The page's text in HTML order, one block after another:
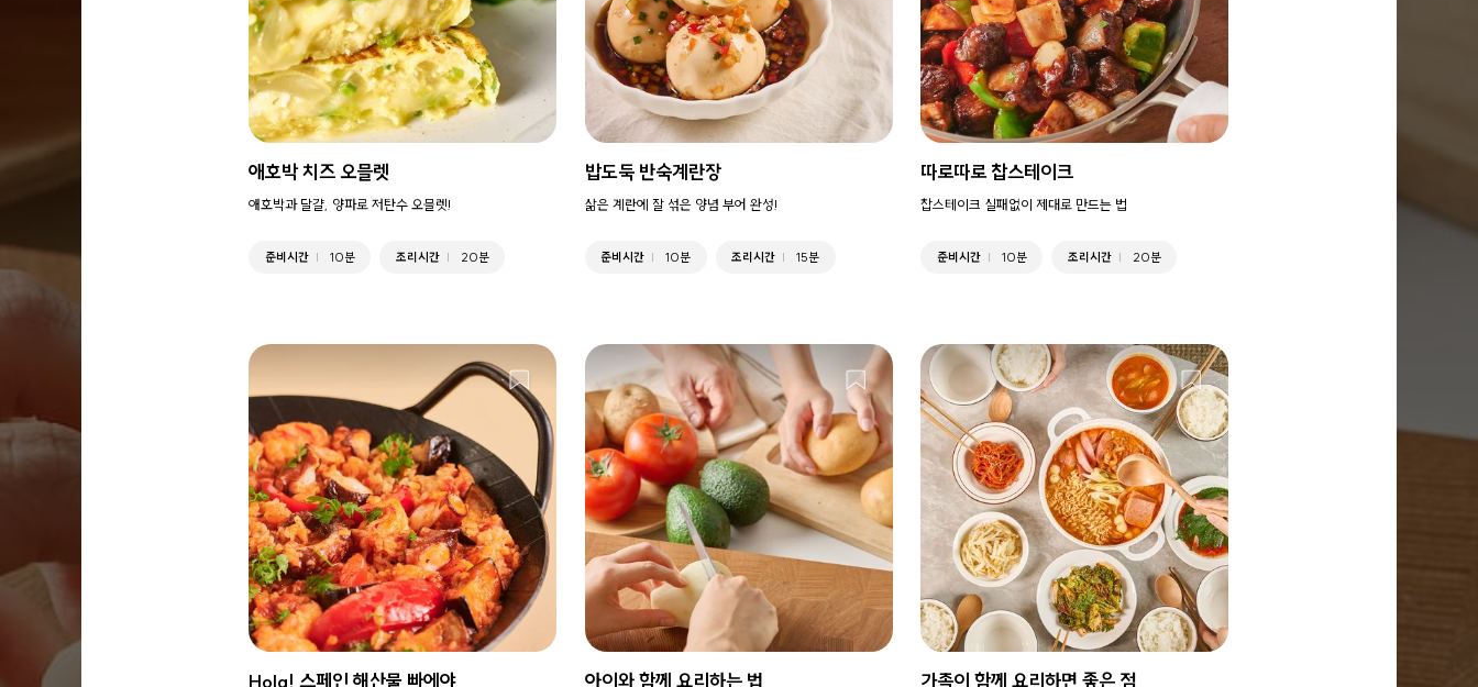
애호박 치즈 오믈렛
애호박과 달걀, 양파로 저탄수 오믈렛!
준비시간 10분 조리시간 20분
밥도둑 반숙계란장
삶은 계란에 잘 섞은 양념 부어 완성!
준비시간 10분 조리시간 15분
따로따로 찹스테이크
찹스테이크 실패없이 제대로 만드는 법
준비시간 10분 조리시간 20분
Hola! 스페인 해산물 빠에야 아이와 함께 요리하는 법 가족이 함께 요리하면 좋은 점